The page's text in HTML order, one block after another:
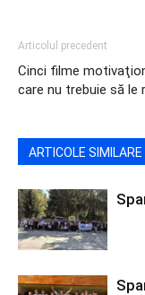
Articolul precedent
Cinci filme
care nu trebuie să le
ARTICOLE SIMILARE